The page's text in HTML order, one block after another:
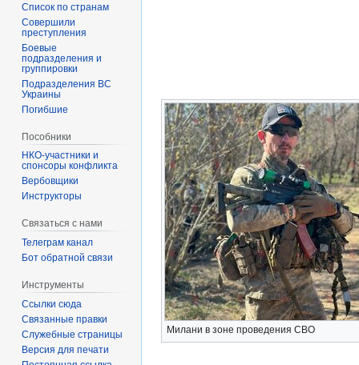
Милани в зоне проведения СВО
Список по странам
Совершили
преступления
Боевые
подразделения и
группировки
Подразделения ВС
Украины
Погибшие
Пособники
спонсоры конфликта
‏‎Вербовщики
Инструкторы
Связаться с нами
Телеграм канал
Бот обратной связи
Инструменты
Ссылки сюда
Связанные правки
Служебные страницы
Версия для печати